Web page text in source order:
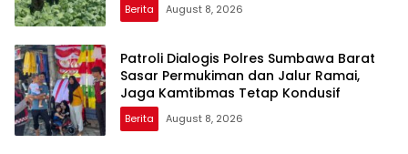
Berita August 8, 2026
Patroli Dialogis Polres Sumbawa Barat
Sasar Permukiman dan Jalur Ramai,
Jaga Kamtibmas Tetap Kondusif
Berita August 8, 2026